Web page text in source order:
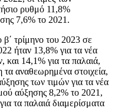
ρυθμό 11,8%
7,6% το 2021.
τρίμηνο του 2023 σε
ήταν 13,8% για τα νέα
και 14,1% για τα παλαιά,
αναθεωρημένα στοιχεία,
των τιμών για τα νέα
αύξησης 8,2% το 2021,
τα παλαιά διαμερίσματα